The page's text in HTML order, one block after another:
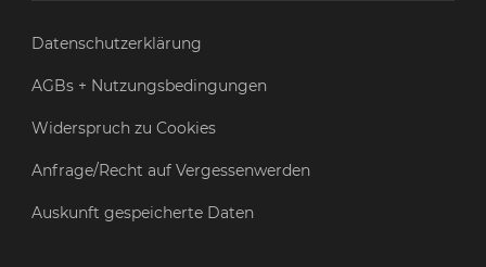
Datenschutzerklärung
AGBs + Nutzungsbedingungen
Widerspruch zu Cookies
Anfrage/Recht auf Vergessenwerden
Auskunft gespeicherte Daten